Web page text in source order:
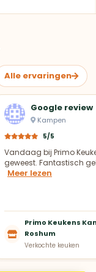
Alle ervaringen
Google review
Kampen
5/5
Vandaag bij Primo
geweest. Fantastisch
Meer lezen
Primo Keukens
Roshum
Verkochte keuken